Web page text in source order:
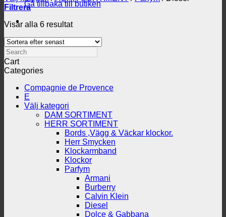
Gå tillbaka till butiken
Filtrera
Visar alla 6 resultatSortera
senaste
Search
Cart
Categories
Compagnie de Provence
E
Välj kategori
DAM SORTIMENT
HERR SORTIMENT
Bords ,Vägg & Väckar klockor.
Herr Smycken
Klockarmband
Klockor
Parfym
Armani
Burberry
Calvin Klein
Diesel
Dolce & Gabbana